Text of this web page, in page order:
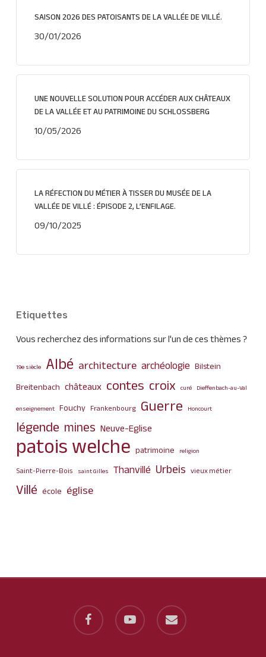
SAISON 2026 DES PATOISANTS DE LA VALLÉE DE VILLÉ.
30/01/2026
UNE NOUVELLE SOLUTION POUR ACCÉDER AUX CHÂTEAUX
DE LA VALLÉE ET AU PATRIMOINE DU SCHLOSSBERG
10/05/2026
LA RÉFECTION DU MÉTIER À TISSER DU MUSÉE DE LA
VALLÉE DE VILLÉ : ÉPISODE 2, L’ENFILAGE.
09/10/2025
Etiquettes
Vous recherchez des informations sur l'un de ces thèmes ?
19e siècle Albé architecture archéologie Bilstein
Breitenbach châteaux contes croix curé Dieffenbach-au-Val
enseignement Fouchy Frankenbourg Guerre Honcourt
légende mines Neuve-Eglise
patois welche patrimoine religion
Saint-Pierre-Bois saint Gilles Thanvillé Urbeis vieux métier
Villé école église
facebook youtube email